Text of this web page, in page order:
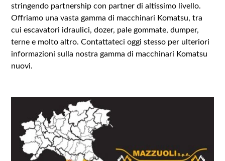
stringendo partnership con partner di altissimo livello.
Offriamo una vasta gamma di macchinari Komatsu, tra
cui escavatori idraulici, dozer, pale gommate, dumper,
terne e molto altro. Contattateci oggi stesso per ulteriori
informazioni sulla nostra gamma di macchinari Komatsu
nuovi.